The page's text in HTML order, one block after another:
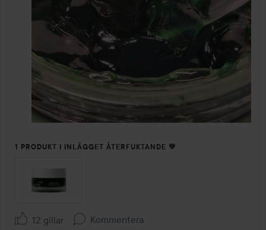
1 PRODUKT I INLÄGGET ÅTERFUKTANDE 💚
12 gillar Kommentera